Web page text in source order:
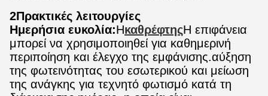
2Πρακτικές λειτουργίες
Ημερήσια ευκολία:ΗκαθρέφτηςΗ επιφάνεια
μπορεί να χρησιμοποιηθεί για καθημερινή
περιποίηση και έλεγχο της εμφάνισης.αύξηση
της φωτεινότητας του εσωτερικού και μείωση
της ανάγκης για τεχνητό φωτισμό κατά τη